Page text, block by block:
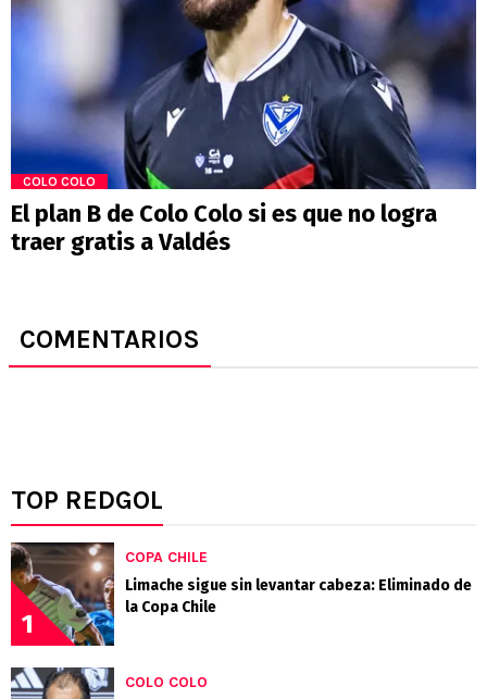
COLO COLO
El plan B de Colo Colo si es que no logra
traer gratis a Valdés
COMENTARIOS
TOP REDGOL
1
COPA CHILE
Limache sigue sin levantar cabeza: Eliminado de
la Copa Chile
COLO COLO